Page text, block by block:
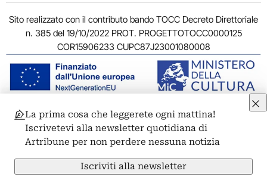
Sito realizzato con il contributo bando TOCC Decreto Direttoriale
n. 385 del 19/10/2022 PROT. PROGETTOTOCC0000125
COR15906233 CUPC87J23001080008
© 2011-2026 ARTRIBUNE srl – Corso Vittorio Emanuele II, 287 –
00186 Roma - P.I. 11381581005
Privacy: Responsabile della protezione dei dati personali
ARTRIBUNE srl – Corso Vittorio Emanuele II, 287 – 00186 Roma
Termini e condizioniPrivacy PolicyCookie PolicyCredits
La prima cosa che leggerete ogni mattina!
Iscrivetevi alla newsletter quotidiana di
Artribune per non perdere nessuna notizia
Iscriviti alla newsletter